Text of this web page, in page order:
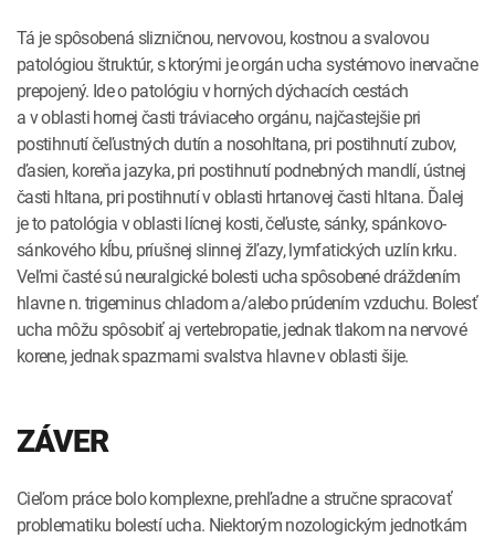
Tá je spôsobená slizničnou, nervovou, kostnou a svalovou
patológiou štruktúr, s ktorými je orgán ucha systémovo inervačne
prepojený. Ide o patológiu v horných dýchacích cestách
a v oblasti hornej časti tráviaceho orgánu, najčastejšie pri
postihnutí čeľustných dutín a nosohltana, pri postihnutí zubov,
ďasien, koreňa jazyka, pri postihnutí podnebných mandlí, ústnej
časti hltana, pri postihnutí v oblasti hrtanovej časti hltana. Ďalej
je to patológia v oblasti lícnej kosti, čeľuste, sánky, spánkovo-
sánkového kĺbu, príušnej slinnej žľazy, lymfatických uzlín krku.
Veľmi časté sú neuralgické bolesti ucha spôsobené dráždením
hlavne n. trigeminus chladom a/alebo prúdením vzduchu. Bolesť
ucha môžu spôsobiť aj vertebropatie, jednak tlakom na nervové
korene, jednak spazmami svalstva hlavne v oblasti šije.
ZÁVER
Cieľom práce bolo komplexne, prehľadne a stručne spracovať
problematiku bolestí ucha. Niektorým nozologickým jednotkám